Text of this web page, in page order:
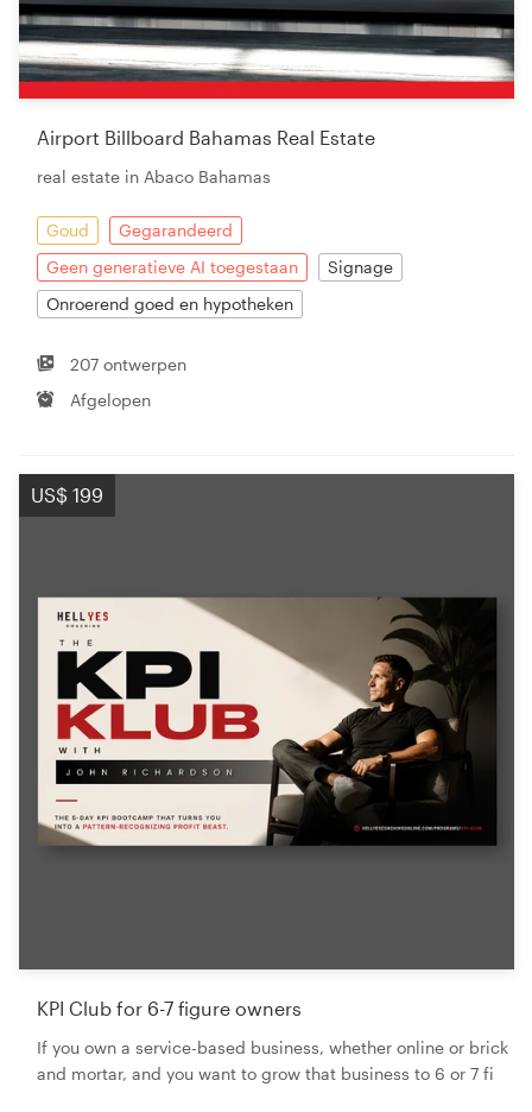
Airport Billboard Bahamas Real Estate
real estate in Abaco Bahamas
Goud
Gegarandeerd
Geen generatieve AI toegestaan
Signage
Onroerend goed en hypotheken
207 ontwerpen
Afgelopen
US$ 199
KPI Club for 6-7 figure owners
If you own a service-based business, whether online or brick
and mortar, and you want to grow that business to 6 or 7 fi